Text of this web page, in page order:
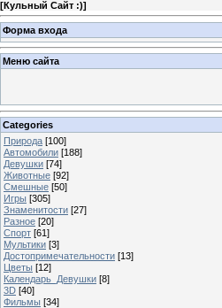
[Кульный Сайт :)]
Форма входа
Меню сайта
Categories
Природа [100]
Автомобили [188]
Девушки [74]
Животные [92]
Смешные [50]
Игры [305]
Знаменитости [27]
Разное [20]
Спорт [61]
Мультики [3]
Достопримечательности [13]
Цветы [12]
Календарь_Девушки [8]
3D [40]
Фильмы [34]